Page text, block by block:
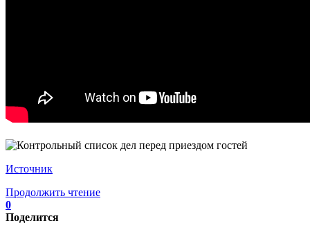
Источник
Продолжить чтение
0
Поделится